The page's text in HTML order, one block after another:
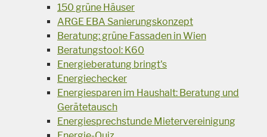
150 grüne Häuser
ARGE EBA Sanierungskonzept
Beratung: grüne Fassaden in Wien
Beratungstool: K60
Energieberatung bringt's
Energiechecker
Energiesparen im Haushalt: Beratung und
Gerätetausch
Energiesprechstunde Mietervereinigung